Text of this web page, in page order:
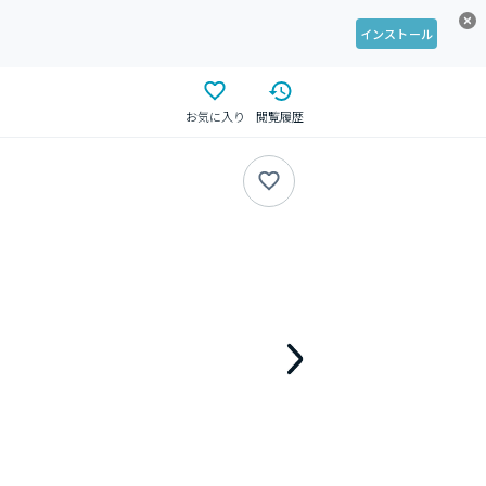
インストール
お気に入り 閲覧履歴